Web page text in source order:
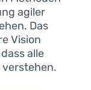
agiler
Das
Vision
alle